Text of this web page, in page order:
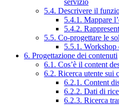
servizio
5.4. Descrivere il
5.4.1. Mappare
5.4.2.
5.5. Co-progettare le
5.5.1. Workshop
6. Progettazione dei contenuti
6.1. Cos’è il content
6.2. Ricerca utente sui
6.2.1. Content
6.2.2. Dati di
6.2.3. Ricerca